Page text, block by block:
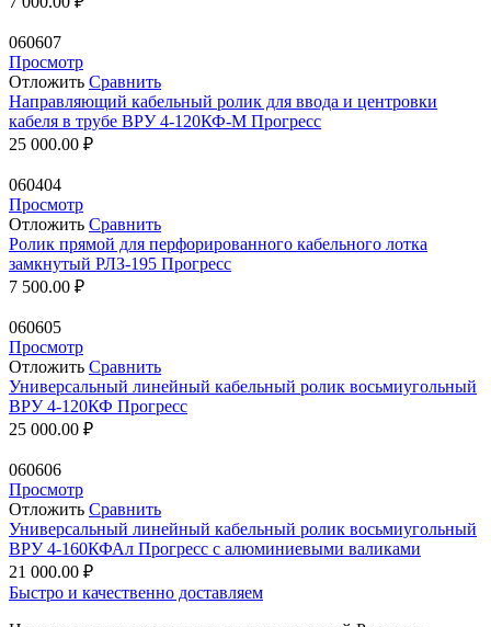
060607
Просмотр
Отложить Сравнить
Направляющий кабельный ролик для ввода и центровки
кабеля в трубе ВРУ 4-120КФ-М Прогресс
25 000.00 ₽
060404
Просмотр
Отложить Сравнить
Ролик прямой для перфорированного кабельного лотка
замкнутый РЛЗ-195 Прогресс
7 500.00 ₽
060605
Просмотр
Отложить Сравнить
Универсальный линейный кабельный ролик восьмиугольный
ВРУ 4-120КФ Прогресс
25 000.00 ₽
060606
Просмотр
Отложить Сравнить
Универсальный линейный кабельный ролик восьмиугольный
ВРУ 4-160КФАл Прогресс с алюминиевыми валиками
21 000.00 ₽
Быстро и качественно доставляем